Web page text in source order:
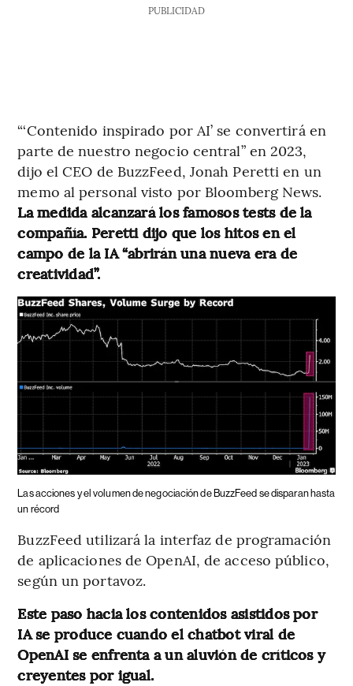
PUBLICIDAD
“‘Contenido inspirado por AI’ se convertirá en
parte de nuestro negocio central” en 2023,
dijo el CEO de BuzzFeed, Jonah Peretti en un
memo al personal visto por Bloomberg News.
La medida alcanzará los famosos tests de la
compañía. Peretti dijo que los hitos en el
campo de la IA “abrirán una nueva era de
creatividad”.
Las acciones y el volumen de negociación de BuzzFeed se disparan hasta
un récord
BuzzFeed utilizará la interfaz de programación
de aplicaciones de OpenAI, de acceso público,
según un portavoz.
Este paso hacia los contenidos asistidos por
IA se produce cuando el chatbot viral de
OpenAI se enfrenta a un aluvión de críticos y
creyentes por igual.